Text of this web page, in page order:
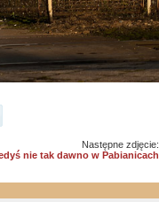
Następne zdjęcie:
nie tak dawno w Pabianicach